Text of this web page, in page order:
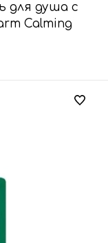
для душа с
Calming